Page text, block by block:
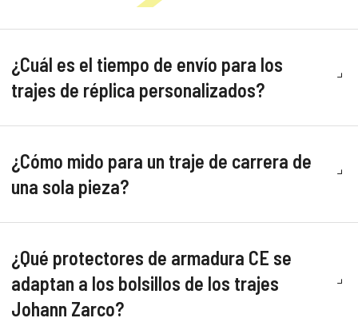
¿Cuál es el tiempo de envío para los
trajes de réplica personalizados?
¿Cómo mido para un traje de carrera de
una sola pieza?
¿Qué protectores de armadura CE se
adaptan a los bolsillos de los trajes
Johann Zarco?